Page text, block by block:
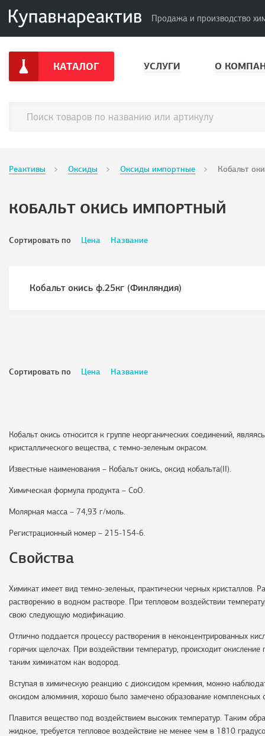
Продажа и производство
КАТАЛОГ УСЛУГИ О
Реактивы Оксиды Оксиды импортные Кобальт
КОБАЛЬТ ОКИСЬ ИМПОРТНЫЙ
Сортировать по Цена Название
Кобальт окись ф.25кг (Финляндия)
Сортировать по Цена Название
Кобальт окись относится к группе неорганических соединений,
кристаллического вещества, с темно-зеленым окрасом.
Известные наименования – Кобальт окись, оксид кобальта(II).
Химическая формула продукта – CoO.
Молярная масса – 74,93 г/моль.
Регистрационный номер – 215-154-6.
Свойства
Химикат имеет вид темно-зеленых, практически черных кристаллов.
растворению в водном растворе. При тепловом воздействии
свою следующую модификацию.
Отлично поддается процессу растворения в неконцентрированных
горячих щелочах. При воздействии температур, происходит
таким химикатом как водород.
Вступая в химическую реакцию с диоксидом кремния, можно
оксидом алюминия, хорошо было замечено образование комплексных
Плавится вещество под воздействием высоких температур. Таким
жидкое, требуется тепловое воздействие не менее чем в 1810